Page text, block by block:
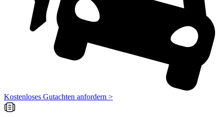
Kostenloses Gutachten anfordern >